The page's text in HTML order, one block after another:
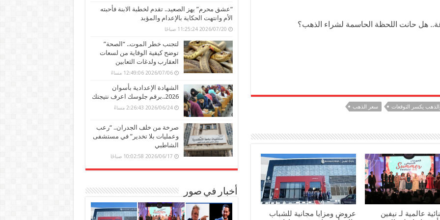
هل حانت اللحظة الحاسمة لشراء الذهب؟
يكسر التوقعات سعر الذهب
عالمية لـ نيفين
عروض ومزايا مجانية للشباب
“عشق محرم” يهز الصعيد.. تقدم لخطبة الابنة فأحبته
الأم وانتهت الحكاية بالإعدام والمؤبد
2026/07/20 11:25:24 صباحًا
لتجنب خطر الموت.. “الصحة”
توضح كيفية الوقاية من لسعات
العقارب ولدغات الثعابين
2026/07/06 12:49:06 مساءً
الشهادة الإعدادية بأسوان
2026..برقم جلوسك اعرف نتيجتك
2026/06/24 2:26:43 مساءً
صرخة من خلف الجدران.. “رعب
وعمليات بلا تخدير” في مستشفى
الشاطبي
2026/06/17 10:02:58 صباحًا
أخبار في صور